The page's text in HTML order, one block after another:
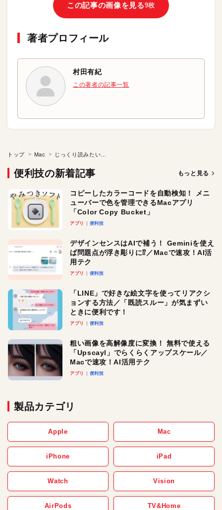
この記事の画像を見る9枚
著者プロフィール
村田有紀
この著者の記事一覧
トップ Mac
便利技の新着記事 もっと見る
コピーしたカラーコードを自動検知！ メニ
ューバーで色を管理できるMacアプリ
「Color Copy Bucket」
アプリ 便利技
デザインセンスはAIで補う！ Geminiを使え
ば問題点が浮き彫りに⁉︎／Macで速攻！AI活
用テク
アプリ 便利技
「LINE」で好きな絵文字を使ってリアクシ
ョンする方法／「既読スルー」が気まずい
ときに便利です！
アプリ 便利技
粗い画像を高解像度に変換！ 無料で使える
「Upscayl」でらくらくアップスケール／
Macで速攻！AI活用テク
アプリ 便利技
製品カテゴリ
Apple Mac
iPhone iPad
Watch Vision
AirPods TV&Home